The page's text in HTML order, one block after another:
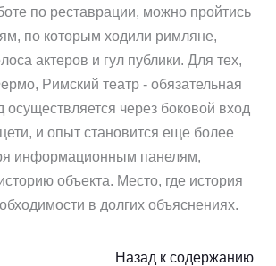
по реставрации, можно пройтись
по которым ходили римляне,
актеров и гул публики. Для тех,
Римский театр - обязательная
осуществляется через боковой вход
и опыт становится еще более
информационным панелям,
объекта. Место, где история
в долгих объяснениях.
Назад к содержанию